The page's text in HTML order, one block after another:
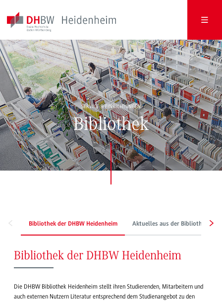
SERVICE & EINRICHTUNGEN
Bibliothek
Bibliothek der DHBW Heidenheim Aktuelles aus der Bibliothek
Bibliothek der DHBW Heidenheim
Die DHBW Bibliothek Heidenheim stellt ihren Studierenden, Mitarbeitern und
auch externen Nutzern Literatur entsprechend dem Studienangebot zu den